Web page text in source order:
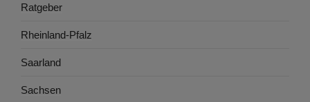
Ratgeber
Rheinland-Pfalz
Saarland
Sachsen